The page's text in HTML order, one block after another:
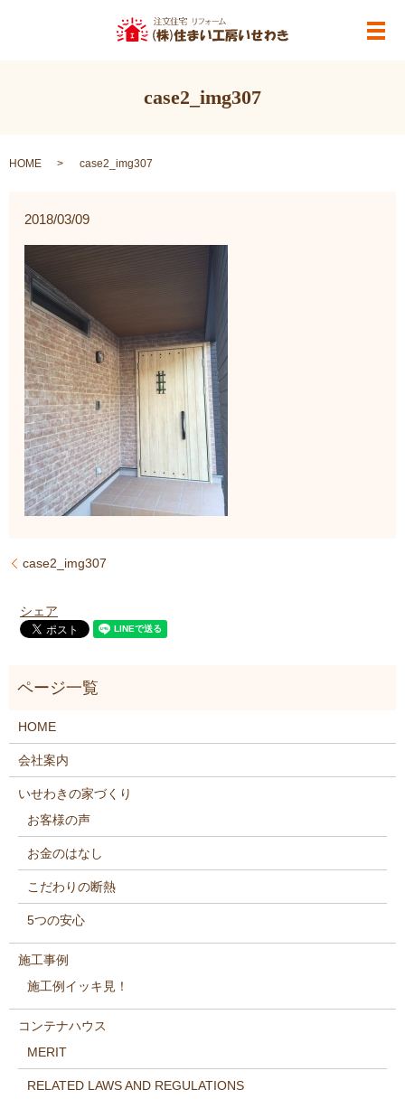
メ
case2_img307
HOME case2_img307
2018/03/09
case2_img307
シェア
HOME
会社案内
いせわきの家づくり
お客様の声
お金のはなし
こだわりの断熱
5つの安心
施工事例
施工例イッキ見！
コンテナハウス
MERIT
RELATED LAWS AND REGULATIONS